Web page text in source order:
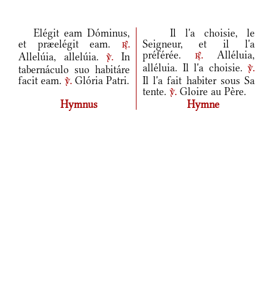
Elégit eam Dóminus,
et præelégit eam.
r.
Allelúia, allelúia.v.
In
tabernáculo suo habitáre
facit eam. v. Glória Patri.
Il l'a choisie, le
Seigneur, et il l'a
préférée.
r.
Alléluia,
alléluia. Il l'a choisie. v.
Il l'a fait habiter sous Sa
tente. v. Gloire au Père.
Hymnus
Hymne